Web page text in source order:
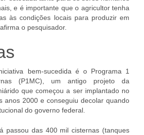
e é importante que o agricultor tenha
às condições locais para produzir em
o pesquisador.
bem-sucedida é o Programa 1
(P1MC), um antigo projeto da
que começou a ser implantado no
anos 2000 e conseguiu decolar quando
do governo federal.
passou das 400 mil cisternas (tanques